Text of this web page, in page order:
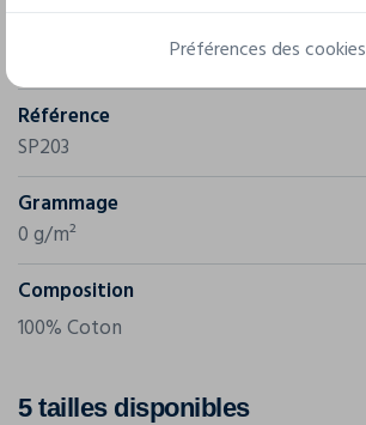
Référence
SP203
Grammage
0 g/m²
Composition
100% Coton
5 tailles disponibles
Préférences des cookies